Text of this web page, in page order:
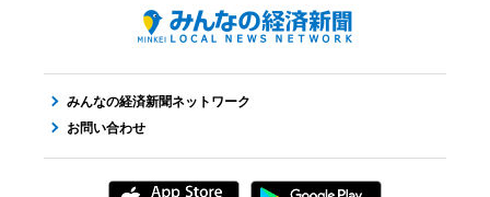
みんなの経済新聞ネットワーク
お問い合わせ